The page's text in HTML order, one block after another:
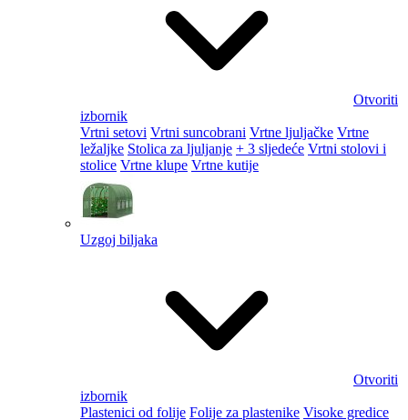
Otvoriti
izbornik
Vrtni setovi Vrtni suncobrani Vrtne ljuljačke Vrtne
ležaljke Stolica za ljuljanje + 3 sljedeće Vrtni stolovi i
stolice Vrtne klupe Vrtne kutije
Uzgoj biljaka
Otvoriti
izbornik
Plastenici od folije Folije za plastenike Visoke gredice